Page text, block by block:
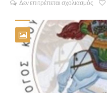
Δεν επιτρέπεται σχολιασμός